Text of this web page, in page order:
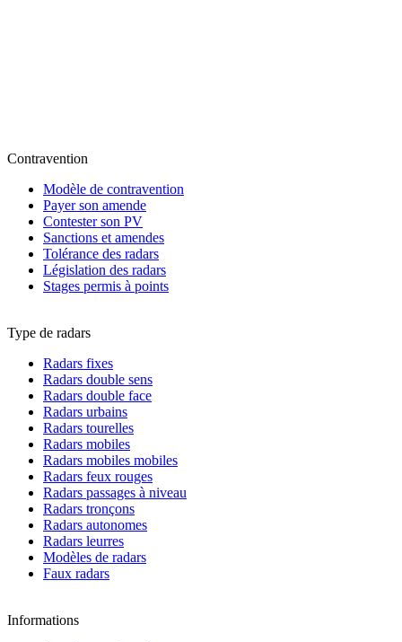
Contravention
Modèle de contravention
Payer son amende
Contester son PV
Sanctions et amendes
Tolérance des radars
Législation des radars
Stages permis à points
Type de radars
Radars fixes
Radars double sens
Radars double face
Radars urbains
Radars tourelles
Radars mobiles
Radars mobiles mobiles
Radars feux rouges
Radars passages à niveau
Radars tronçons
Radars autonomes
Radars leurres
Modèles de radars
Faux radars
Informations